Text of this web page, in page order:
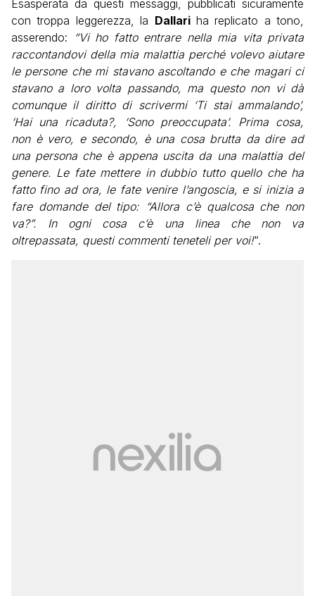
Esasperata da questi messaggi, pubblicati sicuramente
con troppa leggerezza, la Dallariha replicato a tono,
asserendo:
“Vi ho fatto entrare nella mia vita privata
raccontandovi della mia malattia perché volevo aiutare
le persone che mi stavano ascoltando e che magari ci
stavano a loro volta passando, ma questo non vi dà
comunque il diritto di scrivermi ‘Ti stai ammalando’,
‘Hai una ricaduta?, ‘Sono preoccupata’. Prima cosa,
non è vero, e secondo, è una cosa brutta da dire ad
una persona che è appena uscita da una malattia del
genere. Le fate mettere in dubbio tutto quello che ha
fatto fino ad ora, le fate venire l’angoscia, e si inizia a
fare domande del tipo: “Allora c’è qualcosa che non
va?”. In ogni cosa c’è una linea che non va
oltrepassata, questi commenti teneteli per voi!“.